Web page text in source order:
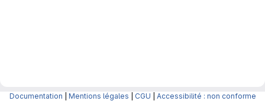
Documentation Mentions légales CGU Accessibilité : non conforme